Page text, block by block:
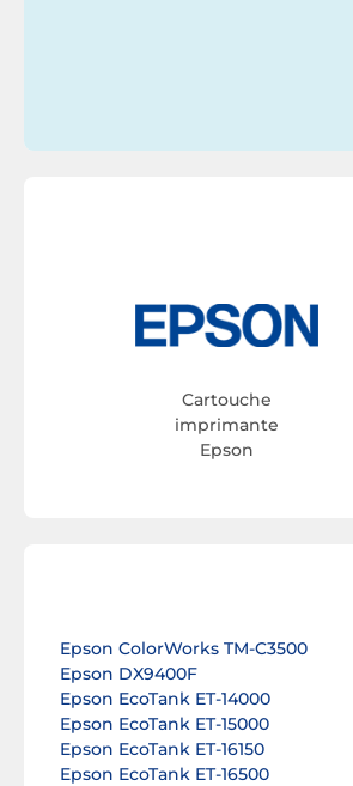
Cartouche
imprimante
Epson
Epson ColorWorks TM-C3500
Epson DX9400F
Epson EcoTank ET-14000
Epson EcoTank ET-15000
Epson EcoTank ET-16150
Epson EcoTank ET-16500